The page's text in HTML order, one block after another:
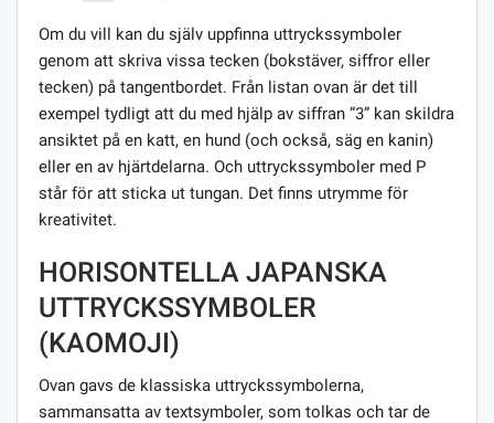
Om du vill kan du själv uppfinna uttryckssymboler
genom att skriva vissa tecken (bokstäver, siffror eller
tecken) på tangentbordet. Från listan ovan är det till
exempel tydligt att du med hjälp av siffran ”3” kan skildra
ansiktet på en katt, en hund (och också, säg en kanin)
eller en av hjärtdelarna. Och uttryckssymboler med P
står för att sticka ut tungan. Det finns utrymme för
kreativitet.
HORISONTELLA JAPANSKA
UTTRYCKSSYMBOLER
(KAOMOJI)
Ovan gavs de klassiska uttryckssymbolerna,
sammansatta av textsymboler, som tolkas och tar de